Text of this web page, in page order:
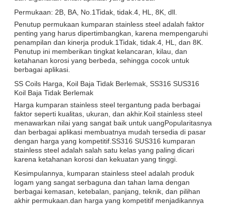
Permukaan: 2B, BA, No.1Tidak, tidak.4, HL, 8K, dll.
Penutup permukaan kumparan stainless steel adalah faktor
penting yang harus dipertimbangkan, karena mempengaruhi
penampilan dan kinerja produk.1Tidak, tidak.4, HL, dan 8K.
Penutup ini memberikan tingkat kelancaran, kilau, dan
ketahanan korosi yang berbeda, sehingga cocok untuk
berbagai aplikasi.
SS Coils Harga, Koil Baja Tidak Berlemak, SS316 SUS316
Koil Baja Tidak Berlemak
Harga kumparan stainless steel tergantung pada berbagai
faktor seperti kualitas, ukuran, dan akhir.Koil stainless steel
menawarkan nilai yang sangat baik untuk uangPopularitasnya
dan berbagai aplikasi membuatnya mudah tersedia di pasar
dengan harga yang kompetitif.SS316 SUS316 kumparan
stainless steel adalah salah satu kelas yang paling dicari
karena ketahanan korosi dan kekuatan yang tinggi.
Kesimpulannya, kumparan stainless steel adalah produk
logam yang sangat serbaguna dan tahan lama dengan
berbagai kemasan, ketebalan, panjang, teknik, dan pilihan
akhir permukaan.dan harga yang kompetitif menjadikannya